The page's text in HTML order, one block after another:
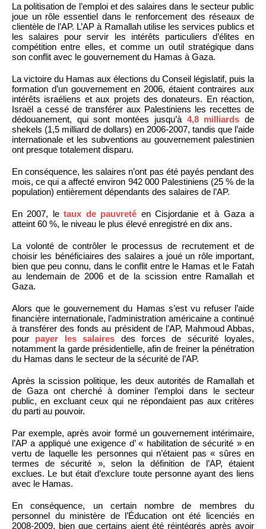
La politisation de l’emploi et des salaires dans le secteur public
joue un rôle essentiel dans le renforcement des réseaux de
clientèle de l’AP. L’AP à Ramallah utilise les services publics et
les salaires pour servir les intérêts particuliers d’élites en
compétition entre elles, et comme un outil stratégique dans
son conflit avec le gouvernement du Hamas à Gaza.
La victoire du Hamas aux élections du Conseil législatif, puis la
formation d’un gouvernement en 2006, étaient contraires aux
intérêts israéliens et aux projets des donateurs. En réaction,
Israël a cessé de transférer aux Palestiniens les recettes de
dédouanement, qui sont montées jusqu’à 4,8 milliards de
shekels (1,5 milliard de dollars) en 2006-2007, tandis que l’aide
internationale et les subventions au gouvernement palestinien
ont presque totalement disparu.
En conséquence, les salaires n’ont pas été payés pendant des
mois, ce qui a affecté environ 942 000 Palestiniens (25 % de la
population) entièrement dépendants des salaires de l’AP.
En 2007, letaux de pauvreté en Cisjordanie et à Gaza a
atteint 60 %, le niveau le plus élevé enregistré en dix ans.
La volonté de contrôler le processus de recrutement et de
choisir les bénéficiaires des salaires a joué un rôle important,
bien que peu connu, dans le conflit entre le Hamas et le Fatah
au lendemain de 2006 et de la scission entre Ramallah et
Gaza.
Alors que le gouvernement du Hamas s’est vu refuser l’aide
financière internationale, l’administration américaine a continué
à transférer des fonds au président de l’AP, Mahmoud Abbas,
pour payer les salaires des forces de sécurité loyales,
notamment la garde présidentielle, afin de freiner la pénétration
du Hamas dans le secteur de la sécurité de l’AP.
Après la scission politique, les deux autorités de Ramallah et
de Gaza ont cherché à dominer l’emploi dans le secteur
public, en excluant ceux qui ne répondaient pas aux critères
du parti au pouvoir.
Par exemple, après avoir formé un gouvernement intérimaire,
l’AP a appliqué une exigence d’ « habilitation de sécurité » en
vertu de laquelle les personnes qui n’étaient pas « sûres en
termes de sécurité », selon la définition de l’AP, étaient
exclues. Le but était d’exclure toute personne ayant des liens
avec le Hamas.
En conséquence, un certain nombre de membres du
personnel du ministère de l’Éducation ont été licenciés en
2008-2009, bien que certains aient été réintégrés après avoir